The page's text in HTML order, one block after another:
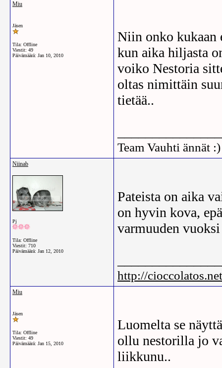
Miu
Jäsen
Tila: Offline
Viestit: 49
Päivämäärä: Jan 10, 2010
Niin onko kukaan
kun aika hiljasta
voiko Nestoria
oltas nimittäin
tietää..
Team Vauhti ännät :)
Niinab
Pj
Tila: Offline
Viestit: 710
Päivämäärä: Jan 12, 2010
Pateista on aika
on hyvin kova,
varmuuden vuoksi
http://
Miu
Jäsen
Tila: Offline
Viestit: 49
Päivämäärä: Jan 15, 2010
Luomelta se
ollu nestorilla jo
liikkunu..